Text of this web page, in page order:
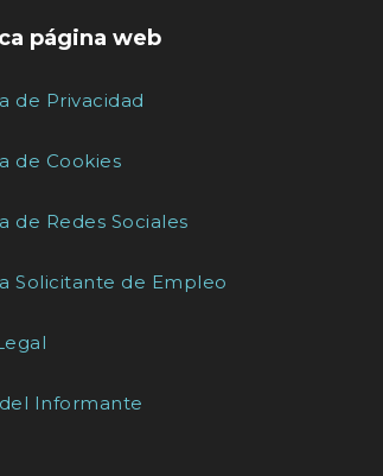
página web
de Privacidad
de Cookies
de Redes Sociales
Solicitante de Empleo
Informante